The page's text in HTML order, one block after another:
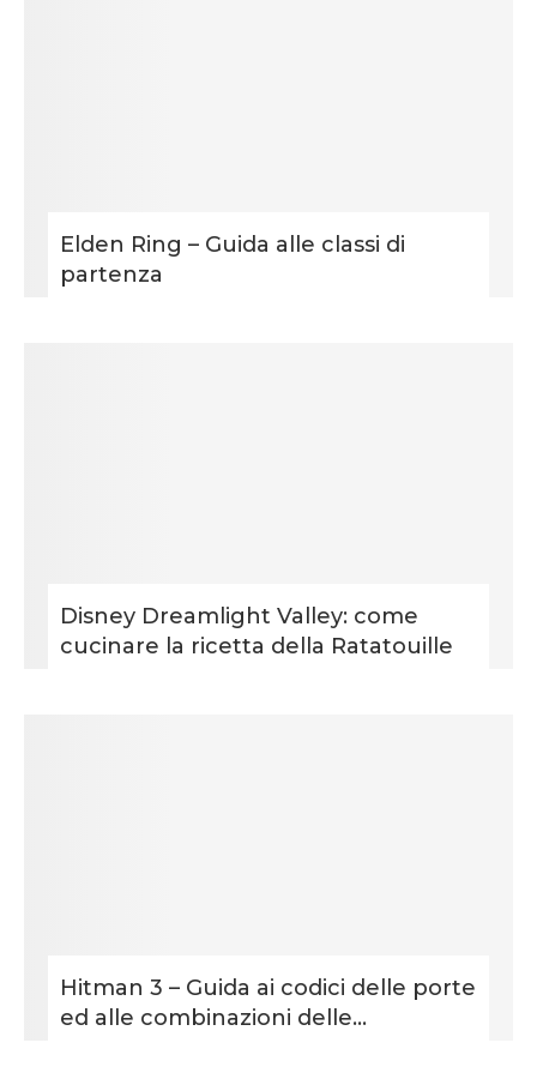
Elden Ring – Guida alle classi di
partenza
Disney Dreamlight Valley: come
cucinare la ricetta della Ratatouille
Hitman 3 – Guida ai codici delle porte
ed alle combinazioni delle...